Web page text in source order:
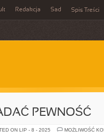
Redakcja Sad Spis Treści
PEWNOŚĆ
ON LIP - 8 - 2025
MOŻLIWOŚĆ